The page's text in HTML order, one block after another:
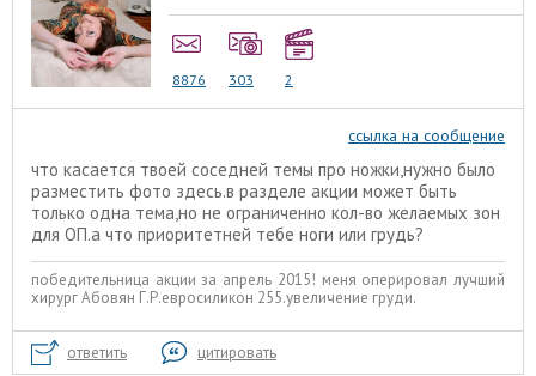
8876 303 2
ссылка на сообщение
что касается твоей соседней темы про ножки,нужно было
разместить фото здесь.в разделе акции может быть
только одна тема,но не ограниченно кол-во желаемых зон
для ОП.а что приоритетней тебе ноги или грудь?
победительница акции за апрель 2015! меня оперировал лучший
хирург Абовян Г.Р.евросиликон 255.увеличение груди.
ответить цитировать